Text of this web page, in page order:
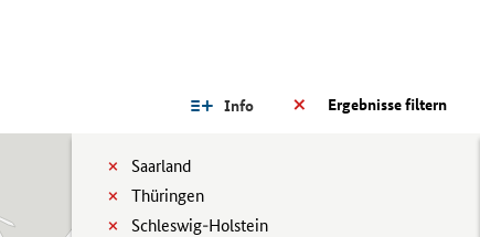
Ergebnisse filtern
Info
Saarland
Thüringen
Schleswig-Holstein